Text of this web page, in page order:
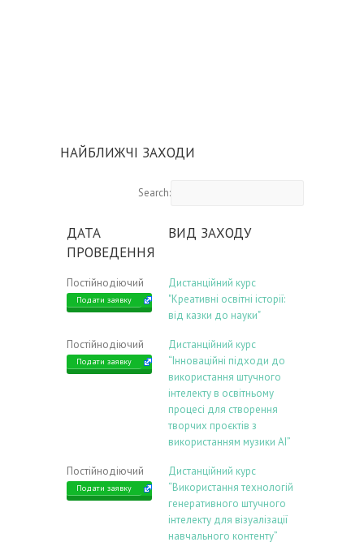
НАЙБЛИЖЧІ ЗАХОДИ
Search:
ДАТА
ПРОВЕДЕННЯ
ВИД ЗАХОДУ
Постійнодіючий
Подати заявку
Дистанційний курс
"Креативні освітні історії:
від казки до науки"
Постійнодіючий
Подати заявку
Дистанційний курс
“Інноваційні підходи до
використання штучного
інтелекту в освітньому
процесі для створення
творчих проєктів з
використанням музики АІ”
Постійнодіючий
Подати заявку
Дистанційний курс
“Використання технологій
генеративного штучного
інтелекту для візуалізації
навчального контенту”